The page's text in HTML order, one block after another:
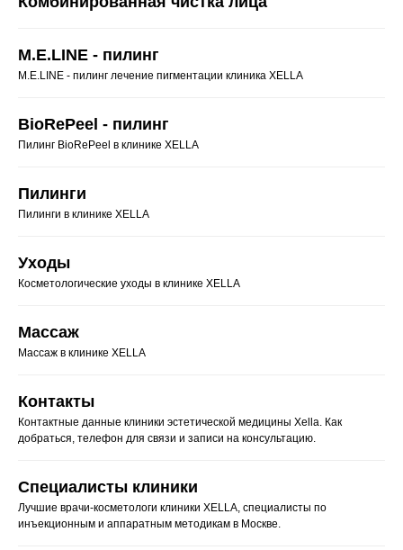
M.E.LINE - пилинг
M.E.LINE - пилинг лечение пигментации клиника XELLA
BioRePeel - пилинг
Пилинг BioRePeel в клинике XELLA
Пилинги
Пилинги в клинике XELLA
Уходы
Косметологические уходы в клинике XELLA
Массаж
Массаж в клинике XELLA
Контакты
Контактные данные клиники эстетической медицины Xella. Как
добраться, телефон для связи и записи на консультацию.
Специалисты клиники
Лучшие врачи-косметологи клиники XELLA, специалисты по
инъекционным и аппаратным методикам в Москве.